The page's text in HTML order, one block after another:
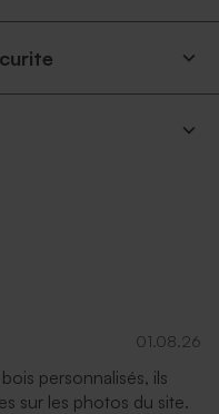
01.08.26
personnalisés, ils
sur les photos du site.